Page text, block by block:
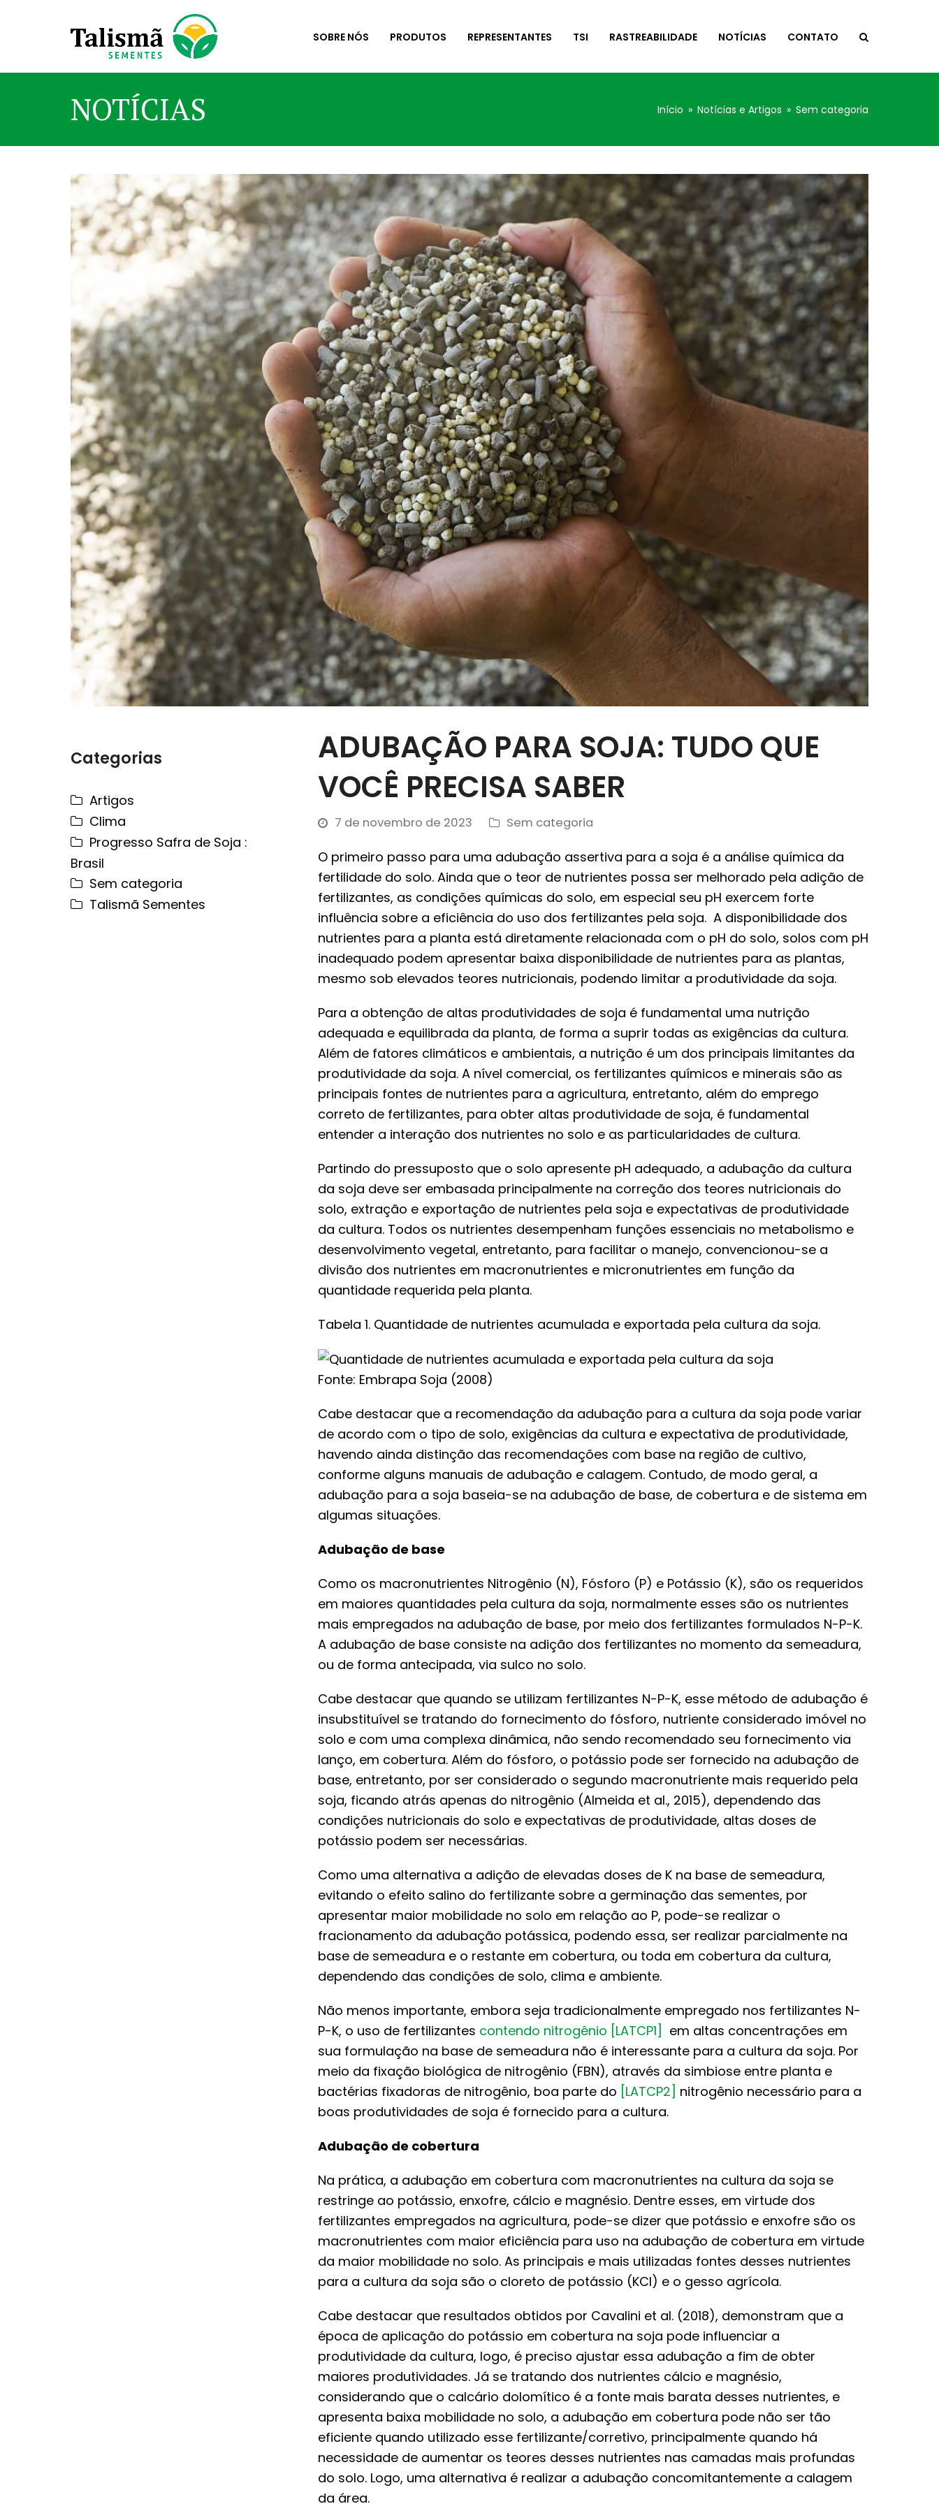
SOBRE NÓS PRODUTOS REPRESENTANTES TSI RASTREABILIDADE NOTÍCIAS CONTATO
NOTÍCIAS Início » Notícias e Artigos » Sem categoria
ADUBAÇÃO PARA SOJA: TUDO QUE
VOCÊ PRECISA SABER
7 de novembro de 2023 Sem categoria
O primeiro passo para uma adubação assertiva para a soja é a análise química da
fertilidade do solo. Ainda que o teor de nutrientes possa ser melhorado pela adição de
fertilizantes, as condições químicas do solo, em especial seu pH exercem forte
influência sobre a eficiência do uso dos fertilizantes pela soja. A disponibilidade dos
nutrientes para a planta está diretamente relacionada com o pH do solo, solos com pH
inadequado podem apresentar baixa disponibilidade de nutrientes para as plantas,
mesmo sob elevados teores nutricionais, podendo limitar a produtividade da soja.
Para a obtenção de altas produtividades de soja é fundamental uma nutrição
adequada e equilibrada da planta, de forma a suprir todas as exigências da cultura.
Além de fatores climáticos e ambientais, a nutrição é um dos principais limitantes da
produtividade da soja. A nível comercial, os fertilizantes químicos e minerais são as
principais fontes de nutrientes para a agricultura, entretanto, além do emprego
correto de fertilizantes, para obter altas produtividade de soja, é fundamental
entender a interação dos nutrientes no solo e as particularidades de cultura.
Partindo do pressuposto que o solo apresente pH adequado, a adubação da cultura
da soja deve ser embasada principalmente na correção dos teores nutricionais do
solo, extração e exportação de nutrientes pela soja e expectativas de produtividade
da cultura. Todos os nutrientes desempenham funções essenciais no metabolismo e
desenvolvimento vegetal, entretanto, para facilitar o manejo, convencionou-se a
divisão dos nutrientes em macronutrientes e micronutrientes em função da
quantidade requerida pela planta.
Tabela 1. Quantidade de nutrientes acumulada e exportada pela cultura da soja.
Fonte: Embrapa Soja (2008)
Cabe destacar que a recomendação da adubação para a cultura da soja pode variar
de acordo com o tipo de solo, exigências da cultura e expectativa de produtividade,
havendo ainda distinção das recomendações com base na região de cultivo,
conforme alguns manuais de adubação e calagem. Contudo, de modo geral, a
adubação para a soja baseia-se na adubação de base, de cobertura e de sistema em
algumas situações.
Adubação de base
Como os macronutrientes Nitrogênio (N), Fósforo (P) e Potássio (K), são os requeridos
em maiores quantidades pela cultura da soja, normalmente esses são os nutrientes
mais empregados na adubação de base, por meio dos fertilizantes formulados N-P-K.
A adubação de base consiste na adição dos fertilizantes no momento da semeadura,
ou de forma antecipada, via sulco no solo.
Cabe destacar que quando se utilizam fertilizantes N-P-K, esse método de adubação é
insubstituível se tratando do fornecimento do fósforo, nutriente considerado imóvel no
solo e com uma complexa dinâmica, não sendo recomendado seu fornecimento via
lanço, em cobertura. Além do fósforo, o potássio pode ser fornecido na adubação de
base, entretanto, por ser considerado o segundo macronutriente mais requerido pela
soja, ficando atrás apenas do nitrogênio (Almeida et al., 2015), dependendo das
condições nutricionais do solo e expectativas de produtividade, altas doses de
potássio podem ser necessárias.
Como uma alternativa a adição de elevadas doses de K na base de semeadura,
evitando o efeito salino do fertilizante sobre a germinação das sementes, por
apresentar maior mobilidade no solo em relação ao P, pode-se realizar o
fracionamento da adubação potássica, podendo essa, ser realizar parcialmente na
base de semeadura e o restante em cobertura, ou toda em cobertura da cultura,
dependendo das condições de solo, clima e ambiente.
Não menos importante, embora seja tradicionalmente empregado nos fertilizantes N-
P-K, o uso de fertilizantes contendo nitrogênio [LATCP1] em altas concentrações em
sua formulação na base de semeadura não é interessante para a cultura da soja. Por
meio da fixação biológica de nitrogênio (FBN), através da simbiose entre planta e
bactérias fixadoras de nitrogênio, boa parte do [LATCP2] nitrogênio necessário para a
boas produtividades de soja é fornecido para a cultura.
Adubação de cobertura
Na prática, a adubação em cobertura com macronutrientes na cultura da soja se
restringe ao potássio, enxofre, cálcio e magnésio. Dentre esses, em virtude dos
fertilizantes empregados na agricultura, pode-se dizer que potássio e enxofre são os
macronutrientes com maior eficiência para uso na adubação de cobertura em virtude
da maior mobilidade no solo. As principais e mais utilizadas fontes desses nutrientes
para a cultura da soja são o cloreto de potássio (KCl) e o gesso agrícola.
Cabe destacar que resultados obtidos por Cavalini et al. (2018), demonstram que a
época de aplicação do potássio em cobertura na soja pode influenciar a
produtividade da cultura, logo, é preciso ajustar essa adubação a fim de obter
maiores produtividades. Já se tratando dos nutrientes cálcio e magnésio,
considerando que o calcário dolomítico é a fonte mais barata desses nutrientes, e
apresenta baixa mobilidade no solo, a adubação em cobertura pode não ser tão
eficiente quando utilizado esse fertilizante/corretivo, principalmente quando há
necessidade de aumentar os teores desses nutrientes nas camadas mais profundas
do solo. Logo, uma alternativa é realizar a adubação concomitantemente a calagem
da área.
Categorias
Artigos
Clima
Progresso Safra de Soja :
Brasil
Sem categoria
Talismã Sementes